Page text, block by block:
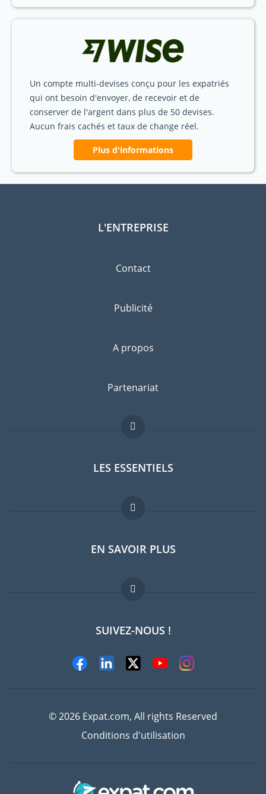
Un compte multi-devises conçu pour les expatriés
qui ont besoin d'envoyer, de recevoir et de
conserver de l'argent dans plus de 50 devises.
Aucun frais cachés et taux de change réel.
Plus d'informations
L'ENTREPRISE
Contact
Publicité
A propos
Partenariat
LES ESSENTIELS
Forum expatriés
Guides pays
Offres d'emploi
EN SAVOIR PLUS
FAQ
Experts
SUIVEZ-NOUS !
© 2026 Expat.com, All rights Reserved
Conditions d'utilisation